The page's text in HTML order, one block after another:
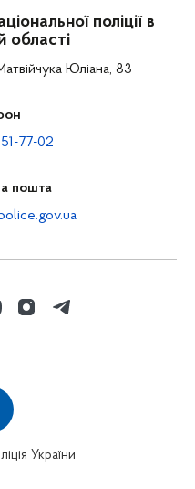
поліції в
області
Юліана, 83
77-02
пошта
України